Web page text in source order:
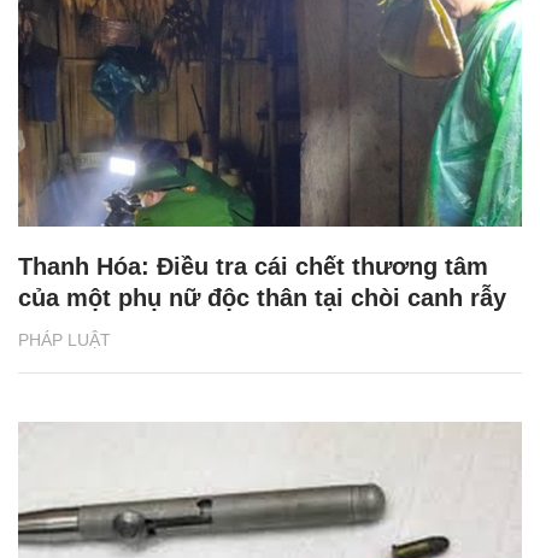
PHÁP LUẬT
Thanh Hóa: Điều tra cái chết thương tâm
của một phụ nữ độc thân tại chòi canh rẫy